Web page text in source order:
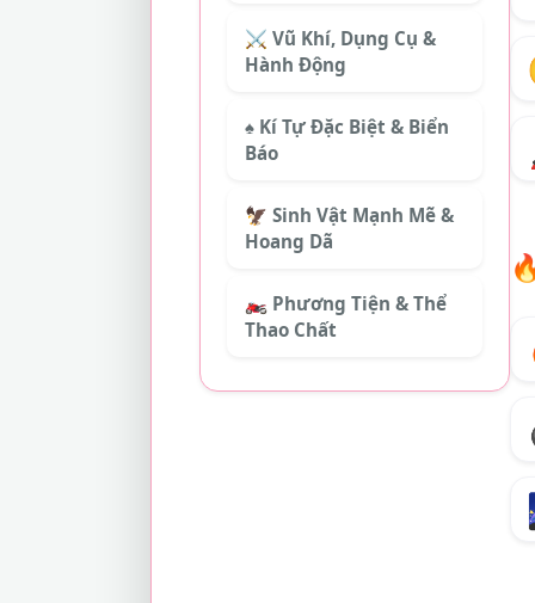
⚔️ Vũ Khí, Dụng Cụ &
Hành Động
♠️ Kí Tự Đặc Biệt & Biển
Báo
🦅 Sinh Vật Mạnh Mẽ &
Hoang Dã
🏍️ Phương Tiện & Thể
Thao Chất